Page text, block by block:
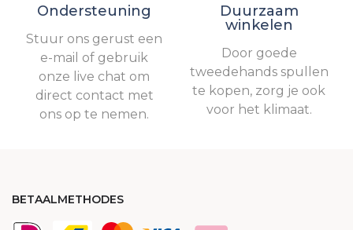
Ondersteuning
Stuur ons gerust een
e-mail of gebruik
onze live chat om
direct contact met
ons op te nemen.
Duurzaam
winkelen
Door goede
tweedehands spullen
te kopen, zorg je ook
voor het klimaat.
BETAALMETHODES